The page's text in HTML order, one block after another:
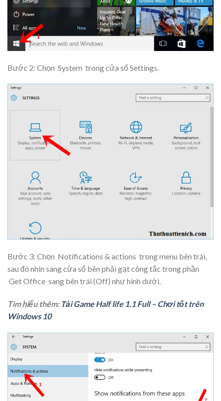
Bước 2: Chọn System trong cửa sổ Settings.
Bước 3: Chọn Notifications & actions trong menu bên trái,
sau đó nhìn sang cửa sổ bên phải gạt công tắc trong phần
Get Office sang bên trái (Off) như hình dưới.
Tìm hiểu thêm: Tải Game Half life 1.1 Full – Chơi tốt trên
Windows 10